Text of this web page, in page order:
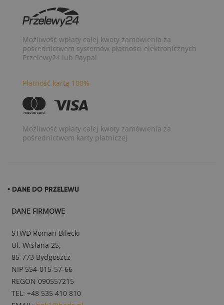
Możliwość wpłaty całej kwoty zamówienia za
pośrednictwem systemów płatności elektronicznych
Przelewy24 lub Paypal
Płatność kartą 100%
Możliwość wpłaty całej kwoty zamówienia za
pośrednictwem karty płatniczej
• DANE DO PRZELEWU
DANE FIRMOWE
STWD Roman Bilecki
Ul. Wiślana 25,
85-773 Bydgoszcz
NIP 554-015-57-66
REGON 090557215
TEL: +48 535 410 810